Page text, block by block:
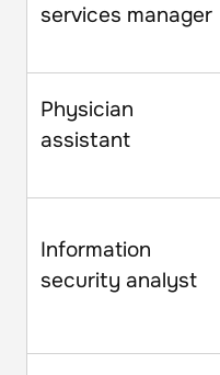
services manager
Physician
assistant
Information
security analyst